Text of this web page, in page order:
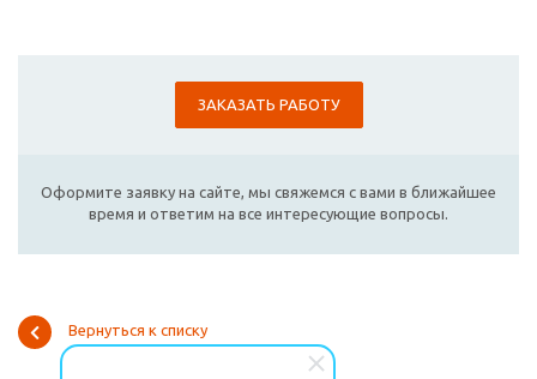
ЗАКАЗАТЬ РАБОТУ
Оформите заявку на сайте, мы свяжемся с вами в ближайшее
время и ответим на все интересующие вопросы.
Вернуться к списку